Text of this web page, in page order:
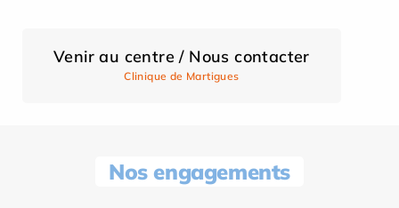
Venir au centre / Nous contacter
Clinique de Martigues
Nos engagements